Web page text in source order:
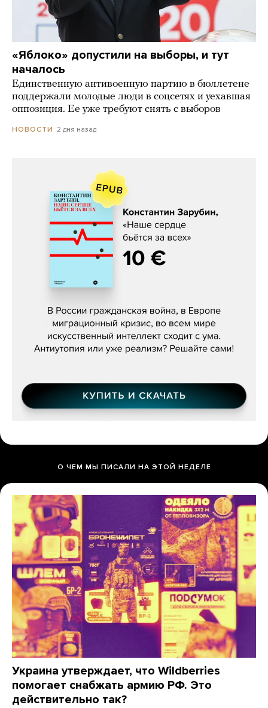
«Яблоко» допустили на выборы, и тут
началось
Единственную антивоенную партию в бюллетене
поддержали молодые люди в соцсетях и уехавшая
оппозиция. Ее уже требуют снять с выборов
НОВОСТИ 2 дня назад
Константин Зарубин, «Наше сердце
О ЧЕМ МЫ ПИСАЛИ НА ЭТОЙ НЕДЕЛЕ
Украина утверждает, что Wildberries
помогает снабжать армию РФ. Это
действительно так?